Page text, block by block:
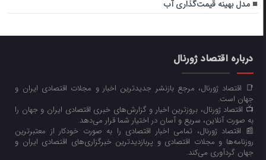
مدل بهینه قیمت‌گذاری آب
درباره اقتصاد ژورنال
📑 اقتصاد ژورنال، مرجع بازنشر جدیدترین اخبار و مجلات اقتصادی ایران و
جهان است.
📺 اقتصاد ژورنال، بروزترین اخبار و گزارش‌های خبری اقتصادی ایران و جهان را
به صورت آنلاین، سریع و آسان در اختیار شما قرار می‌‌دهد.
📰 اقتصاد ژورنال، تمامی اخبار اقتصادی را به صورت خودکار از معتبرترین
روزنامه‌ها و مجلات اقتصادی و پربازدیدترین خبرگزاری‌های اقتصادی ایران و
جهان گردآوری می‌کند.